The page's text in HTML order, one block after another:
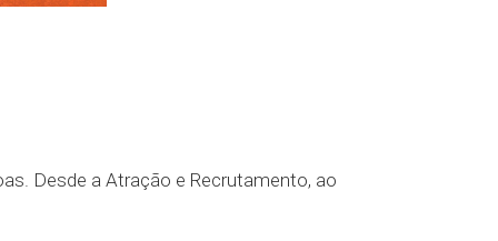
Desde a Atração e Recrutamento, ao